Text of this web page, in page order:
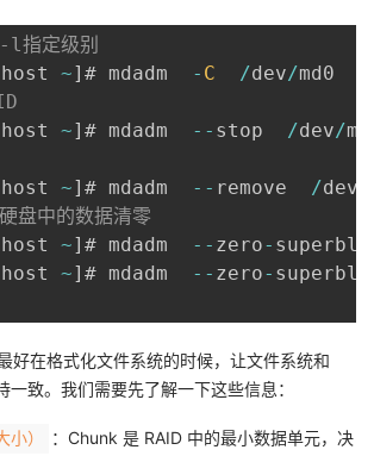
指定级别
~] # mdadm - C /dev/md0
~] # mdadm -- stop /dev/
~] # mdadm -- remove /dev
盘中的数据清零
~] # mdadm -- zero-
~] # mdadm -- zero-
好在格式化文件系统的时候，让文件系统和
一致。我们需要先了解一下这些信息：
）
：Chunk 是 RAID 中的最小数据单元，决